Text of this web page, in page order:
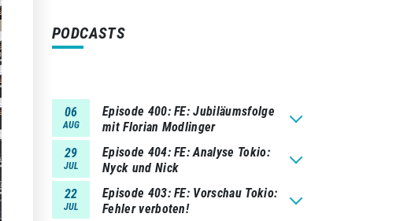
PODCASTS
06
AUG
Episode 400 FE: Jubiläumsfolge
mit Florian Modlinger
29
JUL
Episode 404 FE: Analyse Tokio:
Nyck und Nick
22
JUL
Episode 403 FE: Vorschau Tokio:
Fehler verboten!